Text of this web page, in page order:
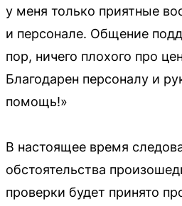
у меня только приятные
и персонале. Общение
пор, ничего плохого про
Благодарен персоналу и
помощь!»
В настоящее время
обстоятельства
проверки будет принято